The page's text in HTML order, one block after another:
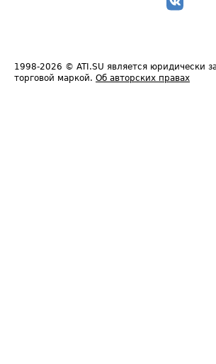
1998-2026 © ATI.SU является юридически
торговой маркой. Об авторских правах